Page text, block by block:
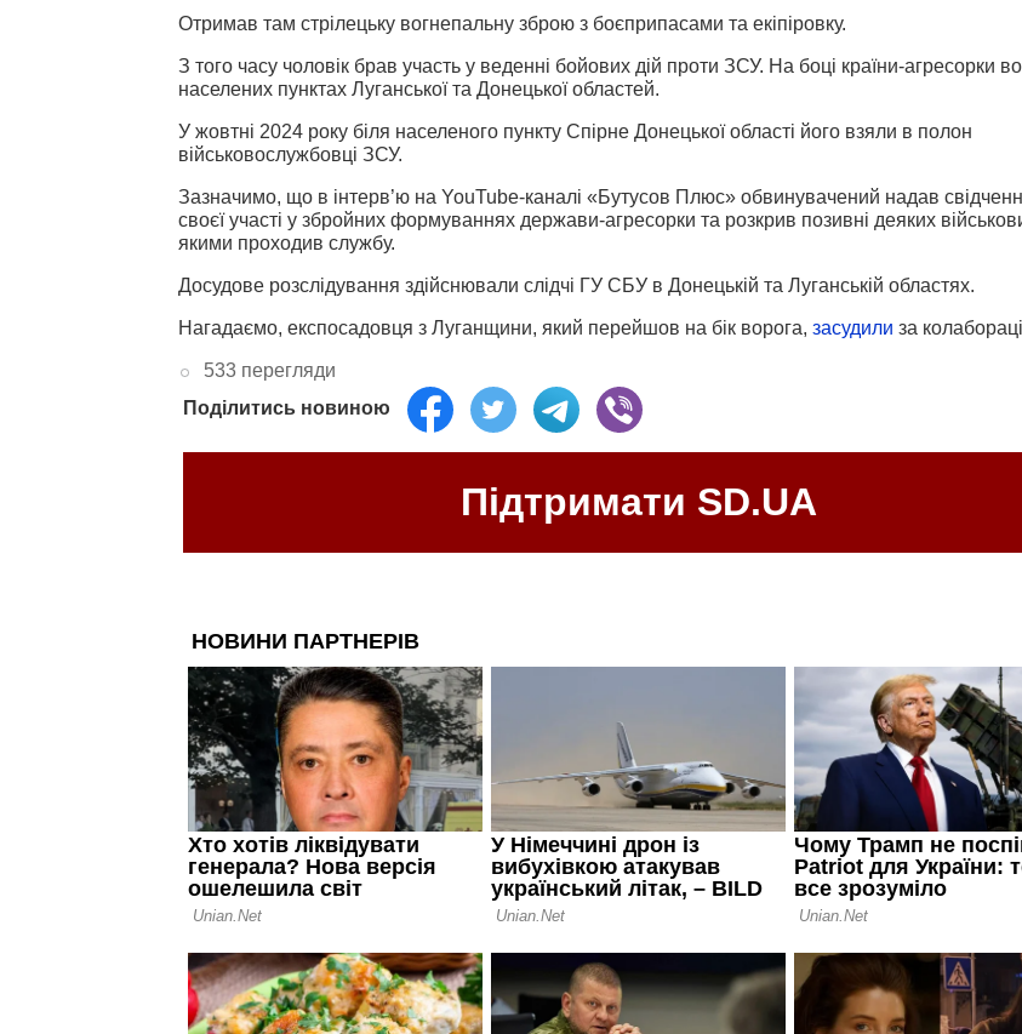
Отримав там стрілецьку вогнепальну зброю з боєприпасами та екіпіровку.
З того часу чоловік брав участь у веденні бойових дій проти ЗСУ. На боці країни-агресорки
населених пунктах Луганської та Донецької областей.
У жовтні 2024 року біля населеного пункту Спірне Донецької області його взяли в полон
військовослужбовці ЗСУ.
Зазначимо, що в інтерв’ю на YouTube-каналі «Бутусов Плюс» обвинувачений надав
своєї участі у збройних формуваннях держави-агресорки та розкрив позивні деяких
якими проходив службу.
Досудове розслідування здійснювали слідчі ГУ СБУ в Донецькій та Луганській областях.
Нагадаємо, експосадовця з Луганщини, який перейшов на бік ворога, засудили за
533 перегляди
Поділитись новиною
Підтримати SD.UA